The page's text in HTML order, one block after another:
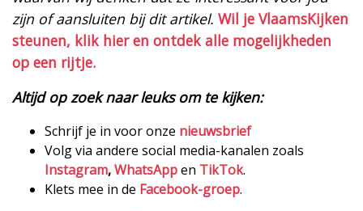
zijn of aansluiten bij dit artikel. Wil je VlaamsKijken
steunen, klik hier en ontdek alle mogelijkheden
op een rijtje.
Altijd op zoek naar leuks om te kijken:
Schrijf je in voor onze nieuwsbrief
Volg via andere social media-kanalen zoals
Instagram,WhatsAppen TikTok.
Klets mee in de Facebook-groep.